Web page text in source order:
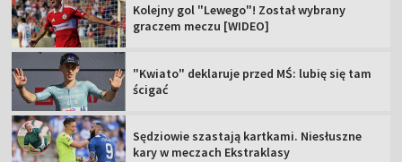
Kolejny gol "Lewego"! Został wybrany
graczem meczu [WIDEO]
"Kwiato" deklaruje przed MŚ: lubię się tam
ścigać
Sędziowie szastają kartkami. Niesłuszne
kary w meczach Ekstraklasy